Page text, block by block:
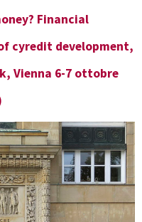
Financial
cyredit development,
Vienna 6-7 ottobre